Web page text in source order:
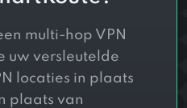
multi-hop VPN
uw versleutelde
locaties in plaats
plaats van